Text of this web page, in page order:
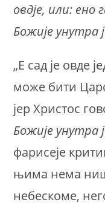
овдје, или: ено
Божије унутра
„Е сад је овде
може бити
јер Христос
Божије унутра
фарисеје
њима нема
небескоме,